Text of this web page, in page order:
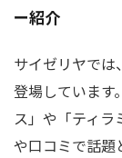
ー紹介
サイゼリヤでは
登場しています
ス」や「ティラ
や口コミで話題